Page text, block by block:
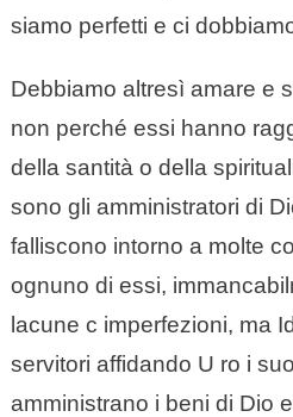
siamo perfetti e ci
Debbiamo altresì amare e
non perché essi hanno
della santità o della
sono gli amministratori di
falliscono intorno a molte
ognuno di essi,
lacune c imperfezioni, ma
servitori affidando U ro i
amministrano i beni di Dio